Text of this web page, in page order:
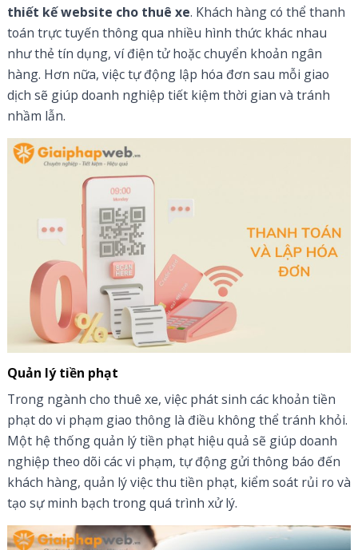
thiết kế website cho thuê xe. Khách hàng có thể thanh
toán trực tuyến thông qua nhiều hình thức khác nhau
như thẻ tín dụng, ví điện tử hoặc chuyển khoản ngân
hàng. Hơn nữa, việc tự động lập hóa đơn sau mỗi giao
dịch sẽ giúp doanh nghiệp tiết kiệm thời gian và tránh
nhầm lẫn.
Quản lý tiền phạt
Trong ngành cho thuê xe, việc phát sinh các khoản tiền
phạt do vi phạm giao thông là điều không thể tránh khỏi.
Một hệ thống quản lý tiền phạt hiệu quả sẽ giúp doanh
nghiệp theo dõi các vi phạm, tự động gửi thông báo đến
khách hàng, quản lý việc thu tiền phạt, kiểm soát rủi ro và
tạo sự minh bạch trong quá trình xử lý.